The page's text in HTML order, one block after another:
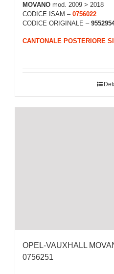
MOVANO mod. 2009 > 2018
CODICE ISAM – 0756022
CODICE ORIGINALE –
CANTONALE POSTERIORE
OPEL-VAUXHALL
0756251